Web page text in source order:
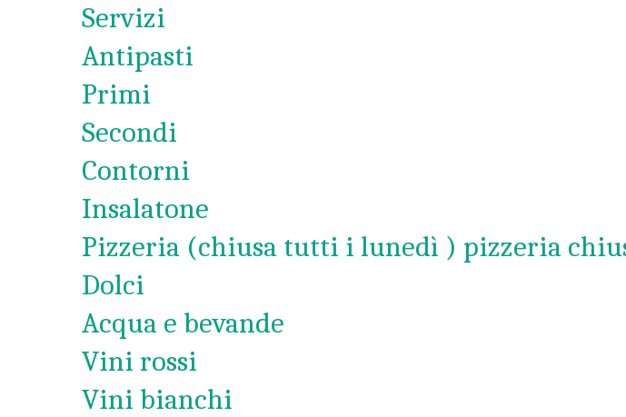
Servizi
Antipasti
Primi
Secondi
Contorni
Insalatone
Pizzeria (chiusa tutti i lunedì ) pizzeria
Dolci
Acqua e bevande
Vini rossi
Vini bianchi